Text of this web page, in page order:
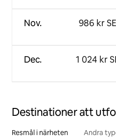
Nov.
Dec.
986 kr
1 024 kr
Destinationer att
Resmål i närheten Andra